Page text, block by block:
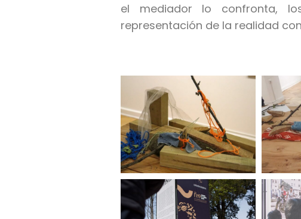
el mediador lo confronta,
representación de la realidad